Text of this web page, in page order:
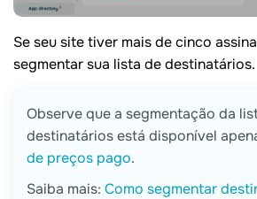
Se seu site tiver mais de cinco
segmentar sua lista de destinatários.
Observe que a segmentação da
destinatários está disponível
de preços pago.
Saiba mais: Como segmentar